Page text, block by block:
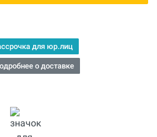
для юр.лиц
о доставке